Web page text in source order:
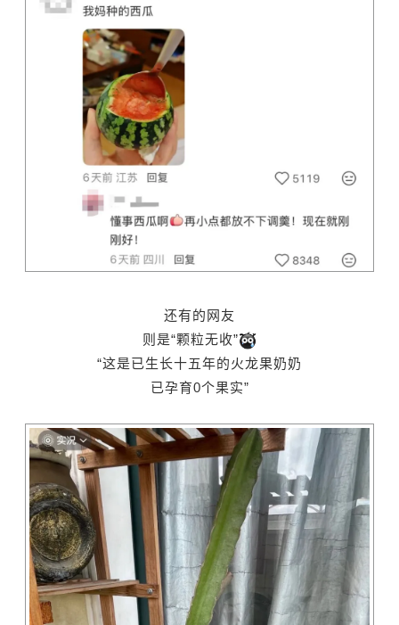
还有的网友
则是“颗粒无收”
“这是已生长十五年的火龙果奶奶
已孕育0个果实”